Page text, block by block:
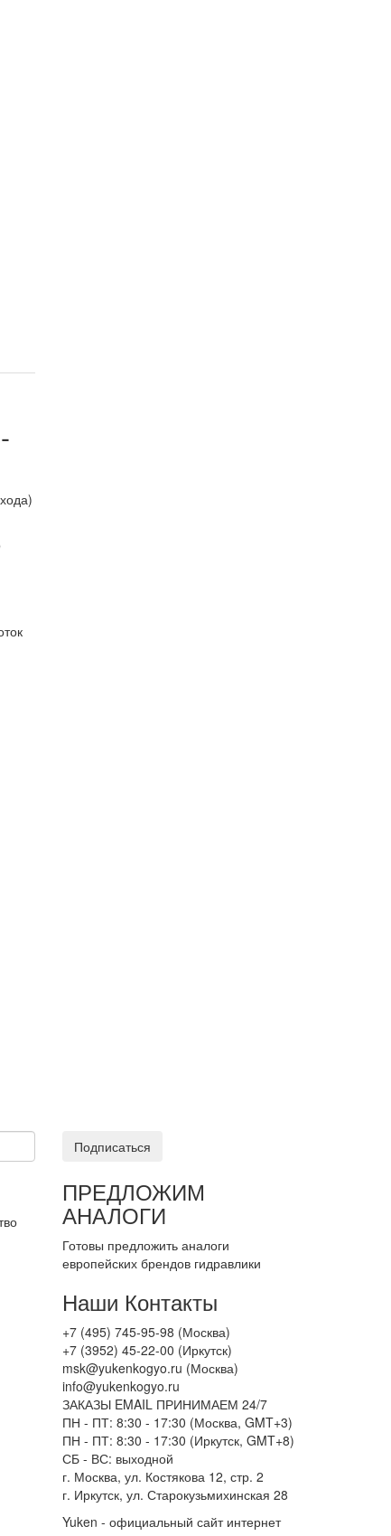
Подписаться
ПРЕДЛОЖИМ
АНАЛОГИ
Готовы предложить аналоги
европейских брендов гидравлики
Наши Контакты
+7 (495) 745-95-98 (Москва)
+7 (3952) 45-22-00 (Иркутск)
msk@yukenkogyo.ru (Москва)
info@yukenkogyo.ru
ЗАКАЗЫ EMAIL ПРИНИМАЕМ 24/7
ПН - ПТ: 8:30 - 17:30 (Москва, GMT+3)
ПН - ПТ: 8:30 - 17:30 (Иркутск, GMT+8)
СБ - ВС: выходной
г. Москва, ул. Костякова 12, стр. 2
г. Иркутск, ул. Старокузьмихинская 28
Yuken - официальный сайт интернет